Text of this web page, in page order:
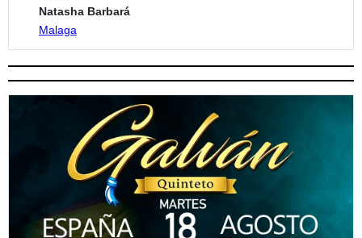
Natasha Barbará
Malaga